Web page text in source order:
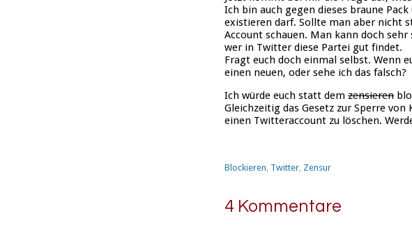
Ich bin auch gegen dieses braune
existieren darf. Sollte man aber nicht
Account schauen. Man kann doch
wer in Twitter diese Partei gut findet.
Fragt euch doch einmal selbst. Wenn
einen neuen, oder sehe ich das falsch?
Ich würde euch statt dem zensieren
Gleichzeitig das Gesetz zur Sperre
einen Twitteraccount zu löschen.
Blockieren, Twitter, Zensur
4 Kommentare